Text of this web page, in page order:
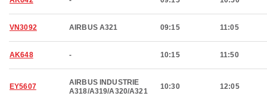
VN3092 AIRBUS A321 09:15 11:05
AK648 - 10:15 11:50
EY5607
AIRBUS INDUSTRIE
A318/A319/A320/A321
10:30 12:05